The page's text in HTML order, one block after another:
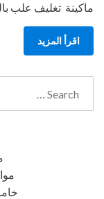
ماكينة تغليف علب
اقرأ المزيد